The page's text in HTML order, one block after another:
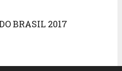
BRASIL 2017